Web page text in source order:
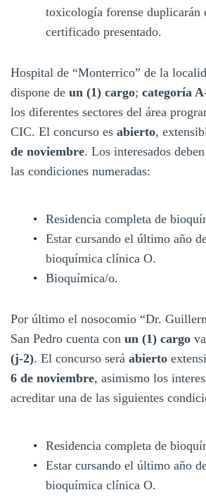
toxicología forense duplicarán
certificado presentado.
Hospital de “Monterrico” de la
dispone de un (1) cargo; categoría
los diferentes sectores del área
CIC. El concurso es abierto,
de noviembre. Los interesados
las condiciones numeradas:
Residencia completa de
Estar cursando el último año
bioquímica clínica O.
Bioquímica/o.
Por último el nosocomio “Dr.
San Pedro cuenta con un (1) cargo
(j-2). El concurso será abierto
6 de noviembre, asimismo los
acreditar una de las siguientes
Residencia completa de
Estar cursando el último año
bioquímica clínica O.